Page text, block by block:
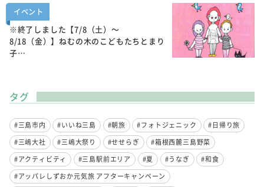
イベント
※終了しました【7/8（土）～
8/18（金）】ねむの木のこどもたちとまり
子…
タグ
#三島市内 #いいね三島 #朝旅 #フォトジェニック
#日帰り旅
#三嶋大社
#三嶋大祭り #せせらぎ
#箱根西麓三島野菜
#アクティビティ
#三島駅前エリア #夏 #うなぎ
#和食
#アッパレしずおか元気旅 アフターキャンペーン